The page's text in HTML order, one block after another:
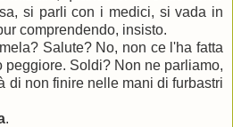
si parli con i medici, si vada in
comprendendo, insisto.
Salute? No, non ce l'ha fatta
peggiore. Soldi? Non ne parliamo,
di non finire nelle mani di furbastri
.